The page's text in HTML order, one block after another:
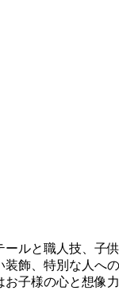
ールと職人技、子
装飾、特別な人へ
お子様の心と想像